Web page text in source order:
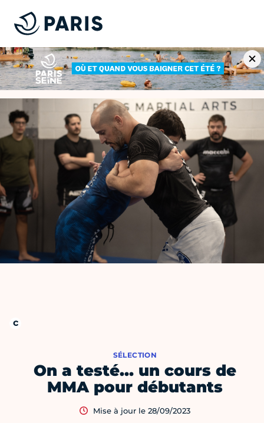
On a testé… un cours de
MMA pour débutants
SÉLECTION
Mise à jour le 28/09/2023